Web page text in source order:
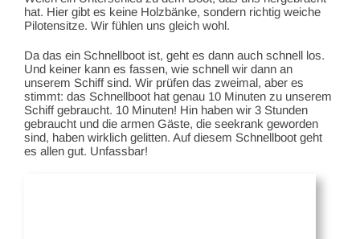
hat. Hier gibt es keine Holzbänke, sondern richtig weiche
Pilotensitze. Wir fühlen uns gleich wohl.
Da das ein Schnellboot ist, geht es dann auch schnell los.
Und keiner kann es fassen, wie schnell wir dann an
unserem Schiff sind. Wir prüfen das zweimal, aber es
stimmt: das Schnellboot hat genau 10 Minuten zu unserem
Schiff gebraucht. 10 Minuten! Hin haben wir 3 Stunden
gebraucht und die armen Gäste, die seekrank geworden
sind, haben wirklich gelitten. Auf diesem Schnellboot geht
es allen gut. Unfassbar!